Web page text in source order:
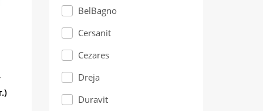
BelBagno
Cersanit
Cezares
Dreja
Duravit